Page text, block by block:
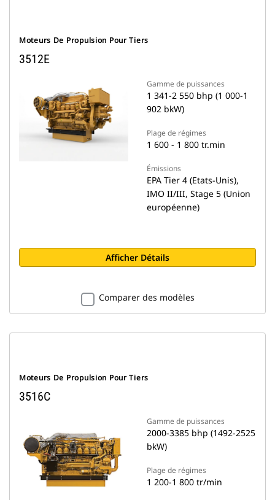
Moteurs De Propulsion Pour Tiers
3512E
Gamme de puissances
1 341-2 550 bhp (1 000-1
902 bkW)
Plage de régimes
1 600 - 1 800 tr.min
Émissions
EPA Tier 4 (Etats-Unis),
IMO II/III, Stage 5 (Union
européenne)
Afficher Détails
Comparer des modèles
Moteurs De Propulsion Pour Tiers
3516C
Gamme de puissances
2000-3385 bhp (1492-2525
bkW)
Plage de régimes
1 200-1 800 tr/min